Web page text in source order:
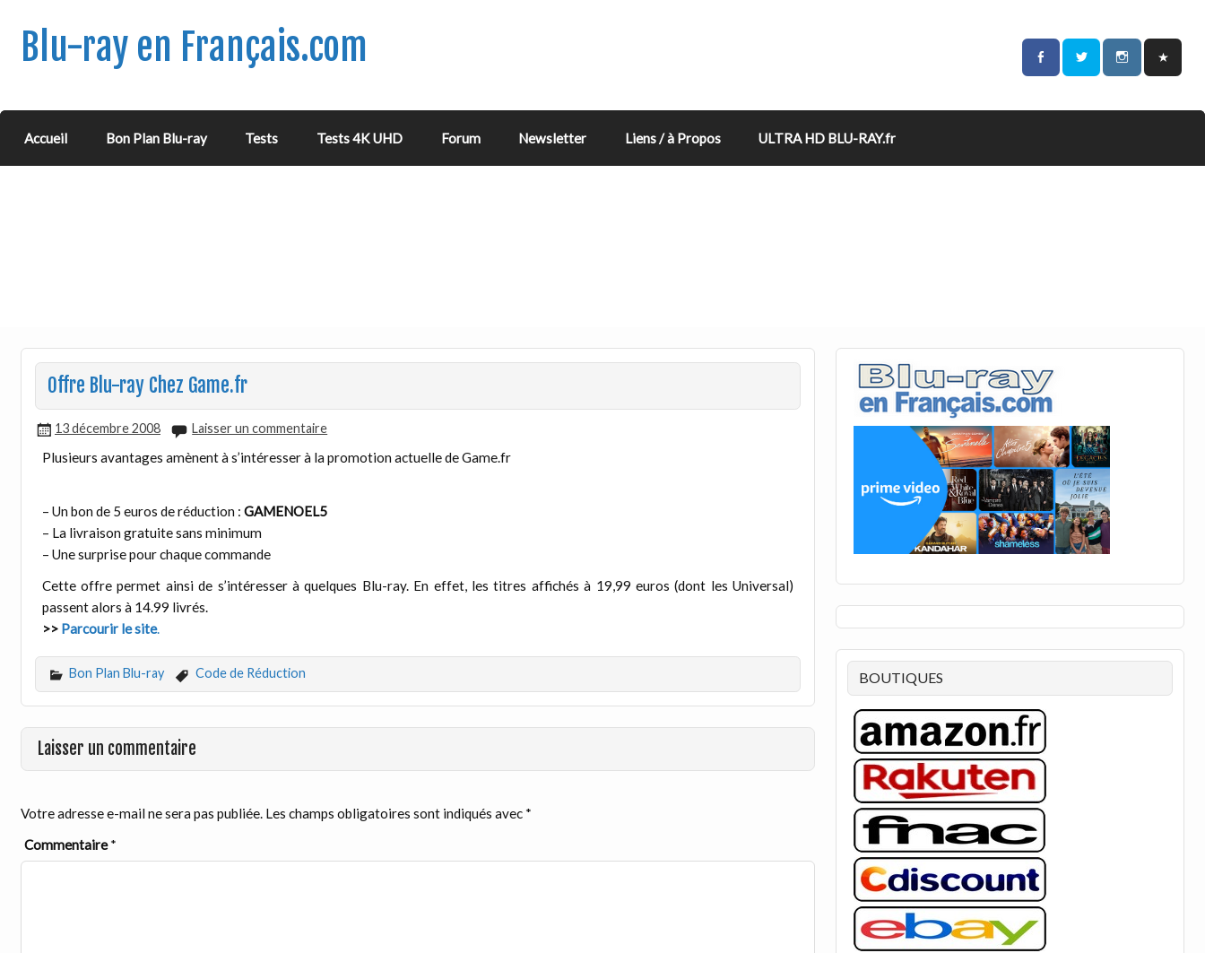
Blu-ray en Français.com
Accueil Bon Plan Blu-ray Tests Tests 4K UHD Forum Newsletter Liens / à Propos ULTRA HD BLU-RAY.fr
Offre Blu-ray Chez Game.fr
13 décembre 2008 Laisser un commentaire
Plusieurs avantages amènent à s’intéresser à la promotion actuelle de Game.fr
– Un bon de 5 euros de réduction : GAMENOEL5
– La livraison gratuite sans minimum
– Une surprise pour chaque commande
Cette offre permet ainsi de s’intéresser à quelques Blu-ray. En effet, les titres affichés à 19,99 euros (dont les Universal)
passent alors à 14.99 livrés.
>> Parcourir le site.
Bon Plan Blu-ray Code de Réduction
Laisser un commentaire
Votre adresse e-mail ne sera pas publiée. Les champs obligatoires sont indiqués avec *
Commentaire*
BOUTIQUES